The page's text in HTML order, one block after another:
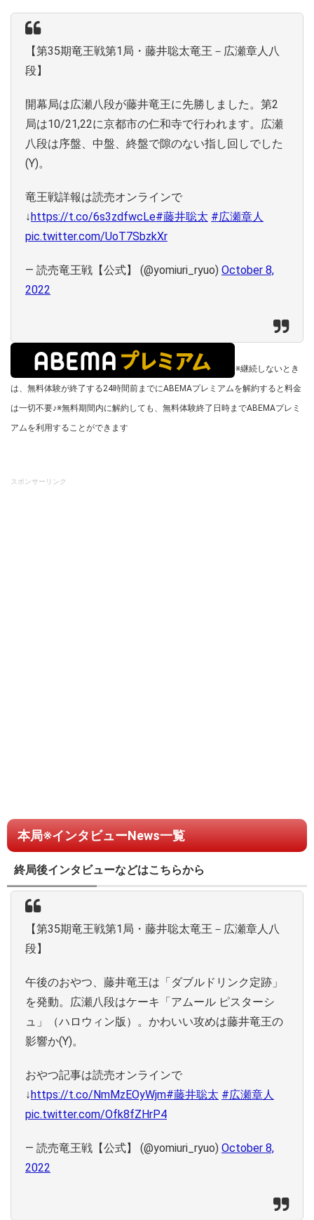
【第35期竜王戦第1局・藤井聡太竜王－広瀬章人八
段】
開幕局は広瀬八段が藤井竜王に先勝しました。第2
局は10/21,22に京都市の仁和寺で行われます。広瀬
八段は序盤、中盤、終盤で隙のない指し回しでした
(Y)。
竜王戦詳報は読売オンラインで
↓https://t.co/6s3zdfwcLe#藤井聡太 #広瀬章人
pic.twitter.com/UoT7SbzkXr
— 読売竜王戦【公式】 (@yomiuri_ryuo) October 8,
2022
※継続しないとき
は、無料体験が終了する24時間前までにABEMAプレミアムを解約すると料金
は一切不要♪※無料期間内に解約しても、無料体験終了日時までABEMAプレミ
アムを利用することができます
スポンサーリンク
本局※インタビューNews一覧
終局後インタビューなどはこちらから
【第35期竜王戦第1局・藤井聡太竜王－広瀬章人八
段】
午後のおやつ、藤井竜王は「ダブルドリンク定跡」
を発動。広瀬八段はケーキ「アムール ピスターシ
ュ」（ハロウィン版）。かわいい攻めは藤井竜王の
影響か(Y)。
おやつ記事は読売オンラインで
↓https://t.co/NmMzEOyWjm#藤井聡太 #広瀬章人
pic.twitter.com/Ofk8fZHrP4
— 読売竜王戦【公式】 (@yomiuri_ryuo) October 8,
2022